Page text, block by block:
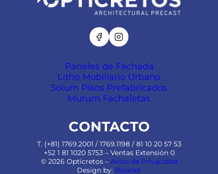
Paneles de Fachada
Litho Mobiliario Urbano
Solum Pisos Prefabricados
Murum Fachaletas
CONTACTO
T. (+81) 1769.2001 / 1769.1198 / 81 10 20 57 53
+52 1 81 1020 5753 – Ventas Extensión 0
© 2026 Opticretos – Aviso de Privacidad
Design by: Bioxnet